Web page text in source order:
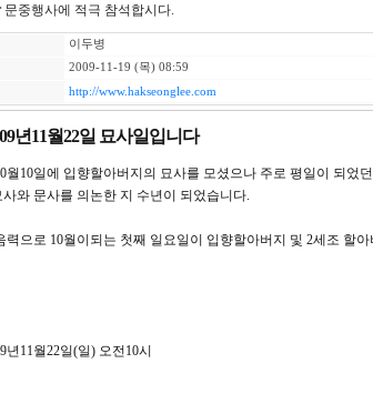
문중행사에 적극 참석합시다.
이두병
2009-11-19 (목) 08:59
http://www.hakseonglee.com
년11월22일 묘사일입니다
월10일에 입향할아버지의 묘사를 모셨으나 주로 평일이 되었
사와 문사를 의논한 지 수년이 되었습니다.
력으로 10월이되는 첫째 일요일이 입향할아버지 및 2세조 할
년11월22일(일) 오전10시